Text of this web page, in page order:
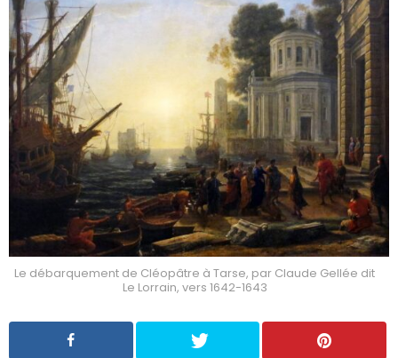
Le débarquement de Cléopâtre à Tarse, par Claude Gellée dit
Le Lorrain, vers 1642-1643